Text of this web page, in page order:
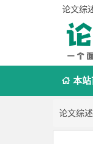
论文综
 本
论文综